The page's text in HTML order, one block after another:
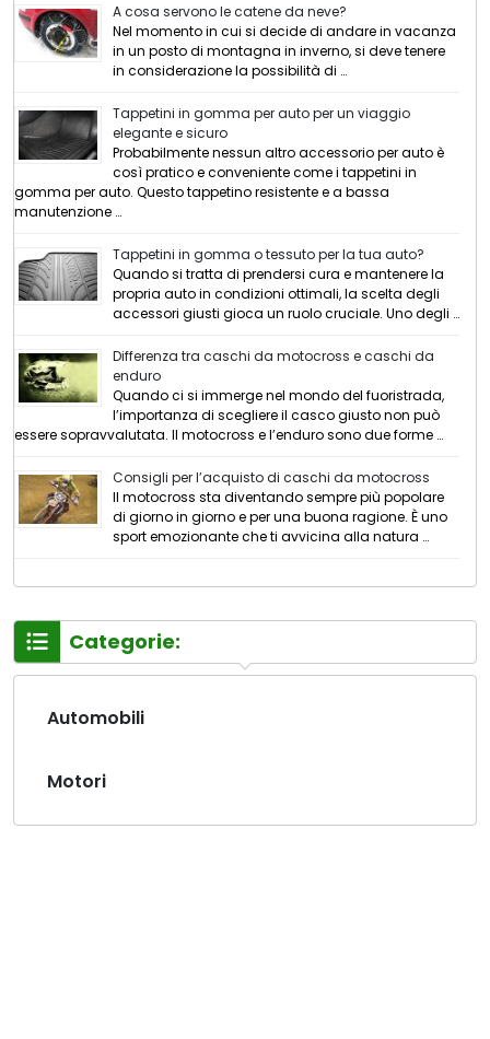
A cosa servono le catene da neve?
Nel momento in cui si decide di andare in vacanza
in un posto di montagna in inverno, si deve tenere
in considerazione la possibilità di …
Tappetini in gomma per auto per un viaggio
elegante e sicuro
Probabilmente nessun altro accessorio per auto è
così pratico e conveniente come i tappetini in
gomma per auto. Questo tappetino resistente e a bassa
manutenzione …
Tappetini in gomma o tessuto per la tua auto?
Quando si tratta di prendersi cura e mantenere la
propria auto in condizioni ottimali, la scelta degli
accessori giusti gioca un ruolo cruciale. Uno degli …
Differenza tra caschi da motocross e caschi da
enduro
Quando ci si immerge nel mondo del fuoristrada,
l’importanza di scegliere il casco giusto non può
essere sopravvalutata. Il motocross e l’enduro sono due forme …
Consigli per l’acquisto di caschi da motocross
Il motocross sta diventando sempre più popolare
di giorno in giorno e per una buona ragione. È uno
sport emozionante che ti avvicina alla natura …
Categorie:
Automobili
Motori